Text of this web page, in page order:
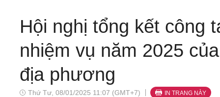
Hội nghị tổng kết công
nhiệm vụ năm 2025
địa phương
Thứ Tư, 08/01/2025 11:07 (GMT+7) IN TRANG NÀY